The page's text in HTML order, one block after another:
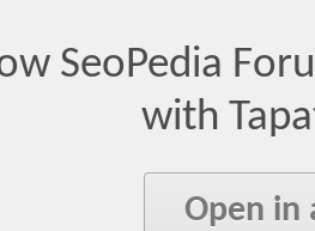
SeoPedia
with
Open in